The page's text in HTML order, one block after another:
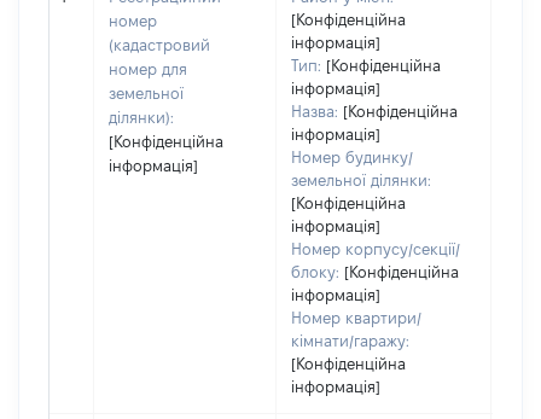
номер
(кадастровий
номер для
земельної
ділянки):
[Конфіденційна
інформація]
[Конфіденційна
інформація]
Тип: [Конфіденційна
інформація]
Назва: [Конфіденційна
інформація]
Номер будинку/
земельної ділянки:
[Конфіденційна
інформація]
Номер корпусу/секції/
блоку: [Конфіденційна
інформація]
Номер квартири/
кімнати/гаражу:
[Конфіденційна
інформація]